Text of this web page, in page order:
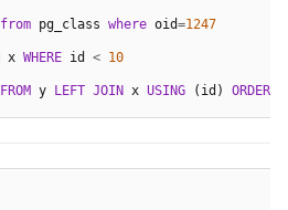
from pg_class where oid=1247
x WHERE id < 10
FROM y LEFT JOIN x USING (id) ORDER